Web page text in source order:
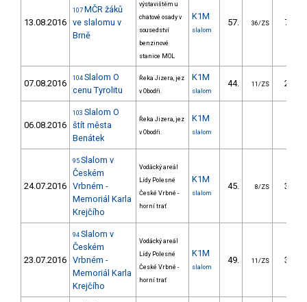
13.08.2016
107 MČR žáků
ve slalomu v
Brně
výstavištěm u
chatové osady v
sousedství
benzinové
stanice MOL
K1M
slalom
57. 36/ZS 70.92
07.08.2016 104 Slalom O
cenu Tyrolitu
Řeka Jizera, jez
v Obodři.
K1M
slalom
44. 11/ZS 25.80
06.08.2016
103 Slalom O
štít města
Benátek
Řeka Jizera, jez
v Obodři.
K1M
slalom
24.07.2016
95 Slalom v
Českém
Vrbném -
Memoriál Karla
Krejčího
Vodácký areál
Lídy Polesné
České Vrbné -
horní trať
K1M
slalom
45. 8/ZS 30.82
23.07.2016
94 Slalom v
Českém
Vrbném -
Memoriál Karla
Krejčího
Vodácký areál
Lídy Polesné
České Vrbné -
horní trať
K1M
slalom
49. 11/ZS 33.80